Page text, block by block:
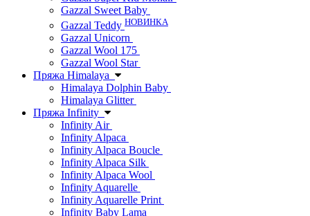
Gazzal Sweet Baby
Gazzal Teddy НОВИНКА
Gazzal Unicorn
Gazzal Wool 175
Gazzal Wool Star
Пряжа Himalaya
Himalaya Dolphin Baby
Himalaya Glitter
Пряжа Infinity
Infinity Air
Infinity Alpaca
Infinity Alpaca Boucle
Infinity Alpaca Silk
Infinity Alpaca Wool
Infinity Aquarelle
Infinity Aquarelle Print
Infinity Baby Lama